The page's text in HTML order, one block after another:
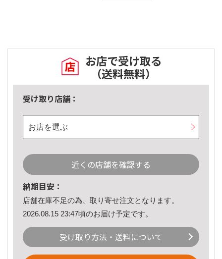
お店で受け取る
（送料無料）
受け取り店舗：
お店を選ぶ
近くの店舗を確認する
納期目安：
店舗在庫不足の為、取り寄せ注文となります。
2026.08.15 23:47頃のお届け予定です。
受け取り方法・送料について